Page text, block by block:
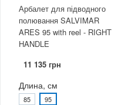
Арбалет для підводного
полювання SALVIMAR
ARES 95 with reel - RIGHT
HANDLE
11 135 грн
Длина, см
85 95